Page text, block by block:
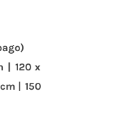
| 120 x
| 150